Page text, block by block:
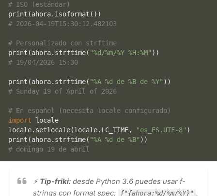
# ISO (estándar)
print
# 2026-04-19T15:30:12.482103
# Personalizado con strftime
print (ahora.strftime( "%d/%m/%Y %H:%M"
# 19/04/2026 15:30
print (ahora.strftime( "%A %d de %B de %Y"
# Sunday 19 of April of 2026
# En español (necesita locale configurado)
import locale
locale.setlocale(locale.LC_TIME,
"es_ES.UTF-8"
print (ahora.strftime( "%A %d de %B"
# domingo 19 de abril
⚡Tip-friki: desde Python 3.6 puedes usar f-
strings con format spec:
f"{ahora:%d/%m/%Y}" .